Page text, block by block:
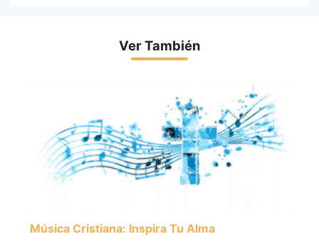
Ver También
Música Cristiana: Inspira Tu Alma